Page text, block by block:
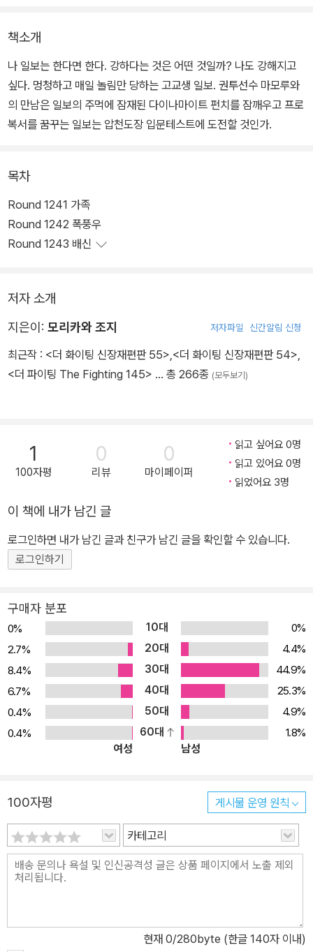
책소개
나 일보는 한다면 한다. 강하다는 것은 어떤 것일까? 나도 강해지고
싶다. 멍청하고 매일 놀림만 당하는 고교생 일보. 권투선수 마모루와
의 만남은 일보의 주먹에 잠재된 다이나마이트 펀치를 잠깨우고 프로
복서를 꿈꾸는 일보는 압천도장 입문테스트에 도전할 것인가.
목차
Round 1241 가족
Round 1242 폭풍우
Round 1243 배신
저자 소개
지은이: 모리카와 조지 저자파일 신간알림 신청
최근작 : <더 화이팅 신장재편판 55>,<더 화이팅 신장재편판 54>,
<더 파이팅 The Fighting 145> … 총 266종 (모두보기)
1
100자평
0
리뷰
0
마이페이퍼
읽고 싶어요 0명
읽고 있어요 0명
읽었어요 3명
이 책에 내가 남긴 글
로그인하면 내가 남긴 글과 친구가 남긴 글을 확인할 수 있습니다.
로그인하기
구매자 분포
0% 10대
0%
2.7%
20대
4.4%
8.4%
30대
44.9%
6.7%
40대
25.3%
0.4%
50대
4.9%
0.4%
60대
1.8%
여성
남성
100자평 게시물 운영 원칙
카테고리
현재 0/280byte (한글 140자 이내)